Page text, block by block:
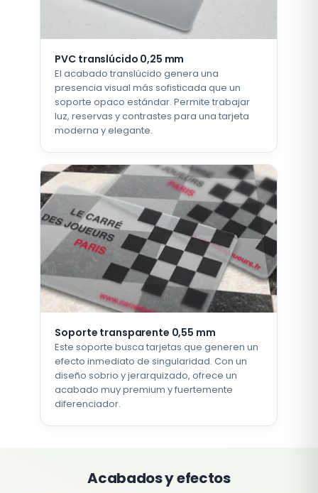
PVC translúcido 0,25 mm
El acabado translúcido genera una
presencia visual más sofisticada que un
soporte opaco estándar. Permite trabajar
luz, reservas y contrastes para una tarjeta
moderna y elegante.
Soporte transparente 0,55 mm
Este soporte busca tarjetas que generen un
efecto inmediato de singularidad. Con un
diseño sobrio y jerarquizado, ofrece un
acabado muy premium y fuertemente
diferenciador.
Acabados y efectos